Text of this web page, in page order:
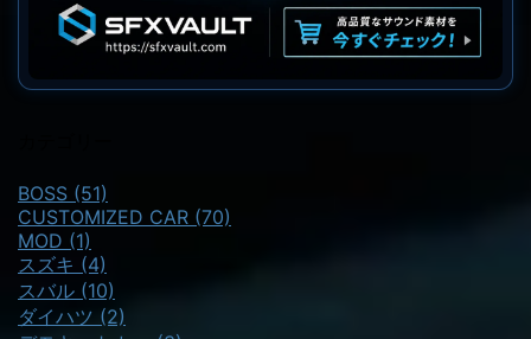
BOSS (51)
CUSTOMIZED CAR (70)
MOD (1)
スズキ (4)
スバル (10)
ダイハツ (2)